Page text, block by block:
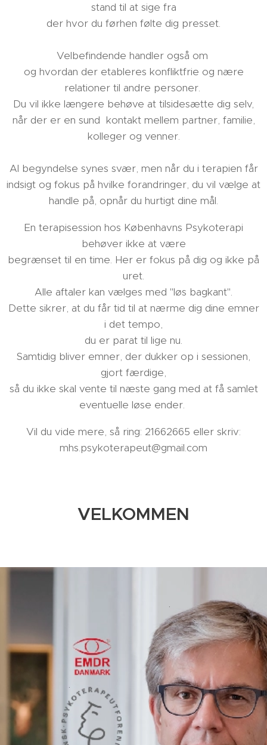
stand til at sige fra
der hvor du førhen følte dig presset.
Velbefindende handler også om
og hvordan der etableres konfliktfrie og nære
relationer til andre personer.
Du vil ikke længere behøve at tilsidesætte dig selv,
når der er en sund kontakt mellem partner, familie,
kolleger og venner.
Al begyndelse synes svær, men når du i terapien får
indsigt og fokus på hvilke forandringer, du vil vælge at
handle på, opnår du hurtigt dine mål.
En terapisession hos Københavns Psykoterapi
behøver ikke at være
begrænset til en time. Her er fokus på dig og ikke på
uret.
Alle aftaler kan vælges med "løs bagkant".
Dette sikrer, at du får tid til at nærme dig dine emner
i det tempo,
du er parat til lige nu.
Samtidig bliver emner, der dukker op i sessionen,
gjort færdige,
så du ikke skal vente til næste gang med at få samlet
eventuelle løse ender.
Vil du vide mere, så ring: 21662665 eller skriv:
mhs.psykoterapeut@gmail.com
VELKOMMEN
.
.